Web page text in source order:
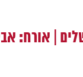
| אורח: